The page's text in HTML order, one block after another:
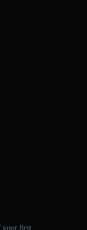
your first